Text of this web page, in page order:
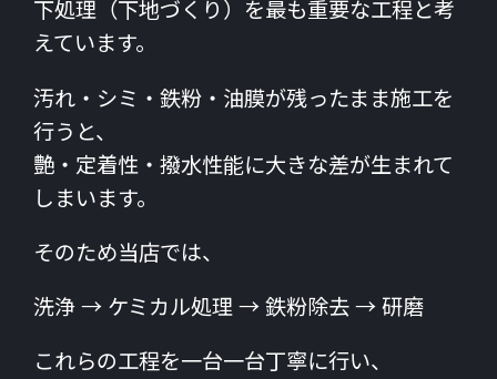
下処理（下地づくり）を最も重要な工程と考
えています。
汚れ・シミ・鉄粉・油膜が残ったまま施工を
行うと、
艶・定着性・撥水性能に大きな差が生まれて
しまいます。
そのため当店では、
洗浄 → ケミカル処理 → 鉄粉除去 → 研磨
これらの工程を一台一台丁寧に行い、